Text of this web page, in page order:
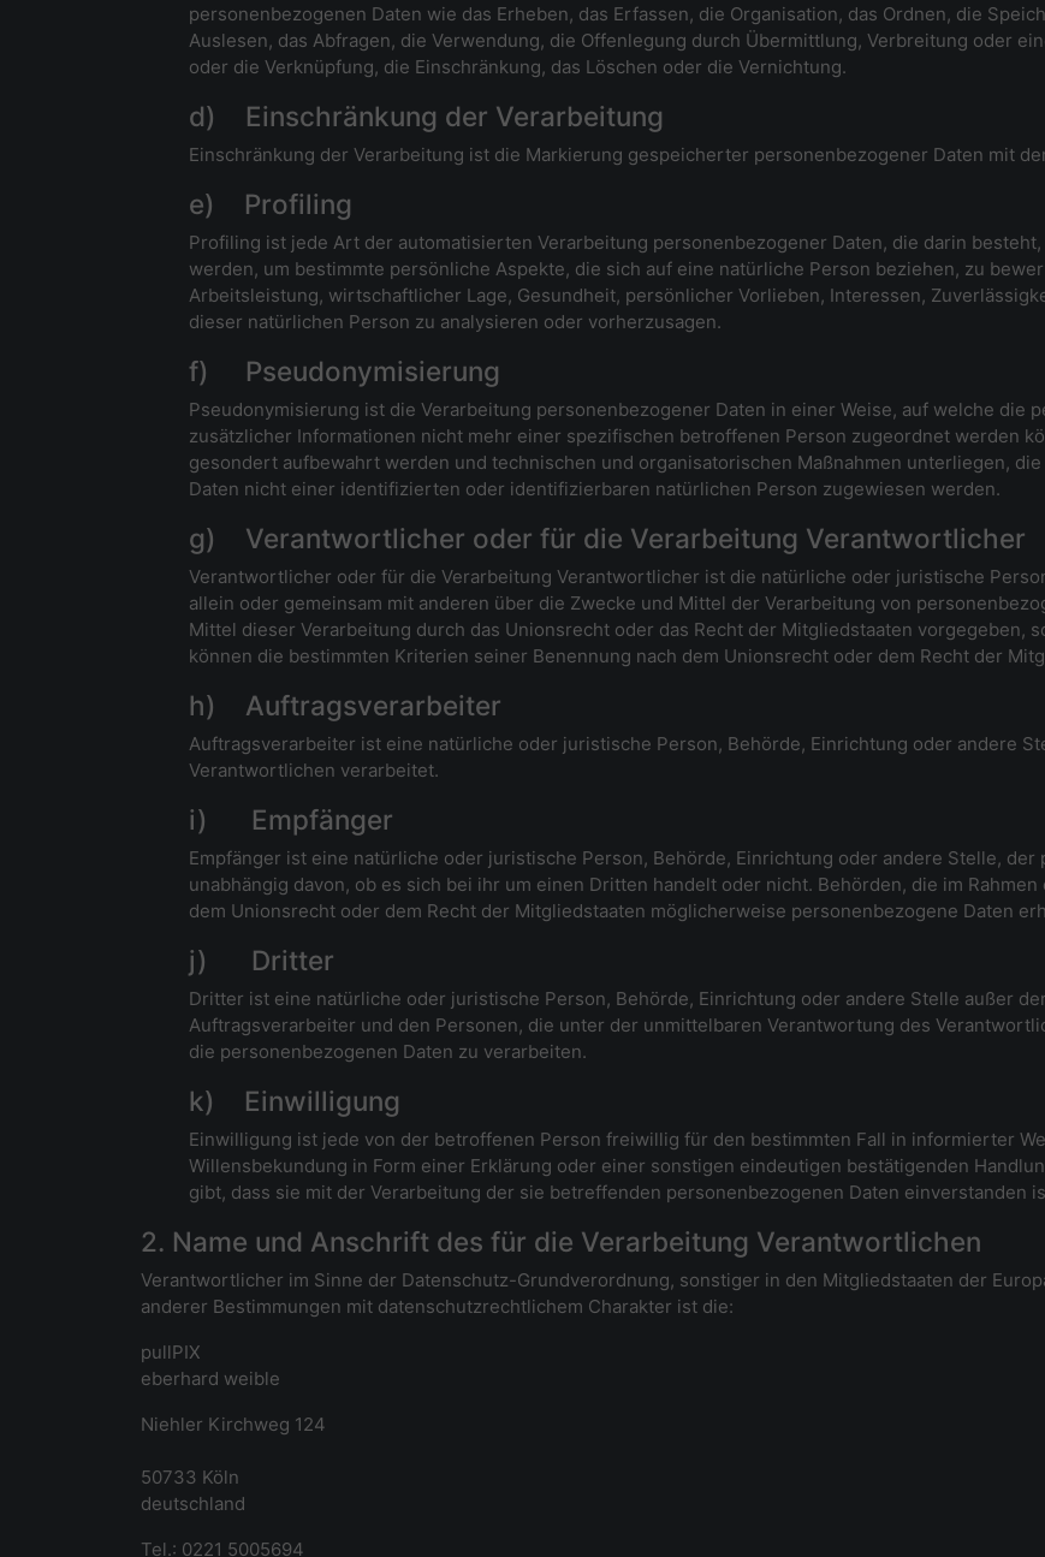
personenbezogenen Daten wie das Erheben, das Erfassen, die Organisation, das Ordnen, die
Auslesen, das Abfragen, die Verwendung, die Offenlegung durch Übermittlung, Verbreitung oder
oder die Verknüpfung, die Einschränkung, das Löschen oder die Vernichtung.
d) Einschränkung der Verarbeitung
Einschränkung der Verarbeitung ist die Markierung gespeicherter personenbezogener Daten mit
e) Profiling
Profiling ist jede Art der automatisierten Verarbeitung personenbezogener Daten, die darin
werden, um bestimmte persönliche Aspekte, die sich auf eine natürliche Person beziehen, zu
Arbeitsleistung, wirtschaftlicher Lage, Gesundheit, persönlicher Vorlieben, Interessen,
dieser natürlichen Person zu analysieren oder vorherzusagen.
f) Pseudonymisierung
Pseudonymisierung ist die Verarbeitung personenbezogener Daten in einer Weise, auf welche die
zusätzlicher Informationen nicht mehr einer spezifischen betroffenen Person zugeordnet werden
gesondert aufbewahrt werden und technischen und organisatorischen Maßnahmen unterliegen,
Daten nicht einer identifizierten oder identifizierbaren natürlichen Person zugewiesen werden.
g) Verantwortlicher oder für die Verarbeitung Verantwortlicher
Verantwortlicher oder für die Verarbeitung Verantwortlicher ist die natürliche oder juristische
allein oder gemeinsam mit anderen über die Zwecke und Mittel der Verarbeitung von
Mittel dieser Verarbeitung durch das Unionsrecht oder das Recht der Mitgliedstaaten vorgegeben,
können die bestimmten Kriterien seiner Benennung nach dem Unionsrecht oder dem Recht der
h) Auftragsverarbeiter
Auftragsverarbeiter ist eine natürliche oder juristische Person, Behörde, Einrichtung oder andere
Verantwortlichen verarbeitet.
i) Empfänger
Empfänger ist eine natürliche oder juristische Person, Behörde, Einrichtung oder andere Stelle,
unabhängig davon, ob es sich bei ihr um einen Dritten handelt oder nicht. Behörden, die im
dem Unionsrecht oder dem Recht der Mitgliedstaaten möglicherweise personenbezogene Daten
j) Dritter
Dritter ist eine natürliche oder juristische Person, Behörde, Einrichtung oder andere Stelle außer
Auftragsverarbeiter und den Personen, die unter der unmittelbaren Verantwortung des
die personenbezogenen Daten zu verarbeiten.
k) Einwilligung
Einwilligung ist jede von der betroffenen Person freiwillig für den bestimmten Fall in informierter
Willensbekundung in Form einer Erklärung oder einer sonstigen eindeutigen bestätigenden
gibt, dass sie mit der Verarbeitung der sie betreffenden personenbezogenen Daten einverstanden
2. Name und Anschrift des für die Verarbeitung Verantwortlichen
Verantwortlicher im Sinne der Datenschutz-Grundverordnung, sonstiger in den Mitgliedstaaten der
anderer Bestimmungen mit datenschutzrechtlichem Charakter ist die:
pullPIX
eberhard weible
Niehler Kirchweg 124
50733 Köln
deutschland
Tel.: 0221 5005694